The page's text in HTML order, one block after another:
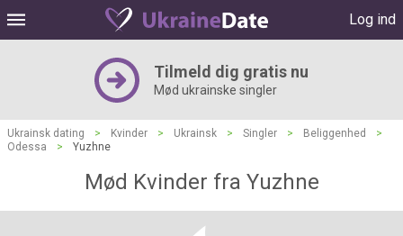
Log ind
Tilmeld dig gratis nu
Mød ukrainske singler
Ukrainsk dating > Kvinder > Ukrainsk > Singler > Beliggenhed
>
Odessa
> Yuzhne
Mød Kvinder fra Yuzhne